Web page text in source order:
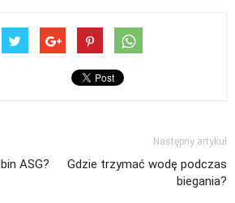
ASG?
Następny artykuł
Gdzie trzymać wodę podczas
biegania?